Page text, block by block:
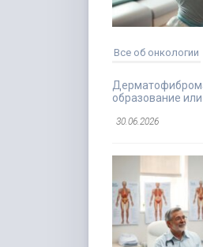
Все об онкологии
образование
30.06.2026